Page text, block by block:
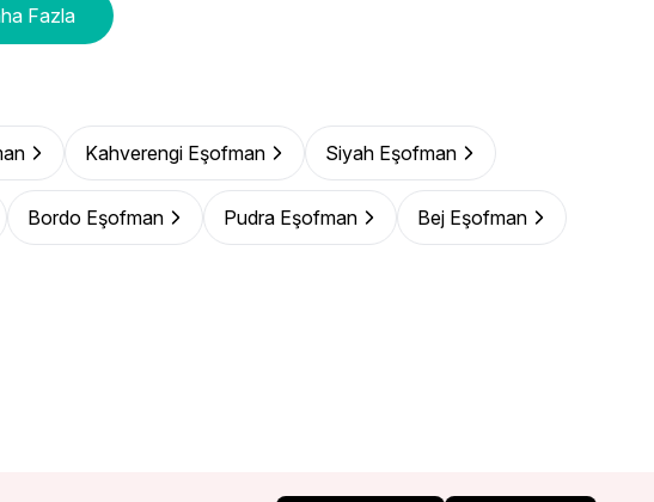
Fazla
Kahverengi Eşofman Siyah Eşofman
Bordo Eşofman Pudra Eşofman Bej Eşofman